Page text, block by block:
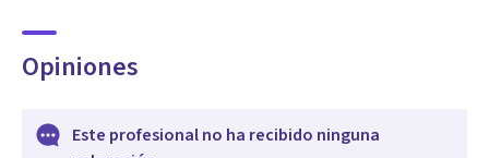
Opiniones
Este profesional no ha recibido ninguna